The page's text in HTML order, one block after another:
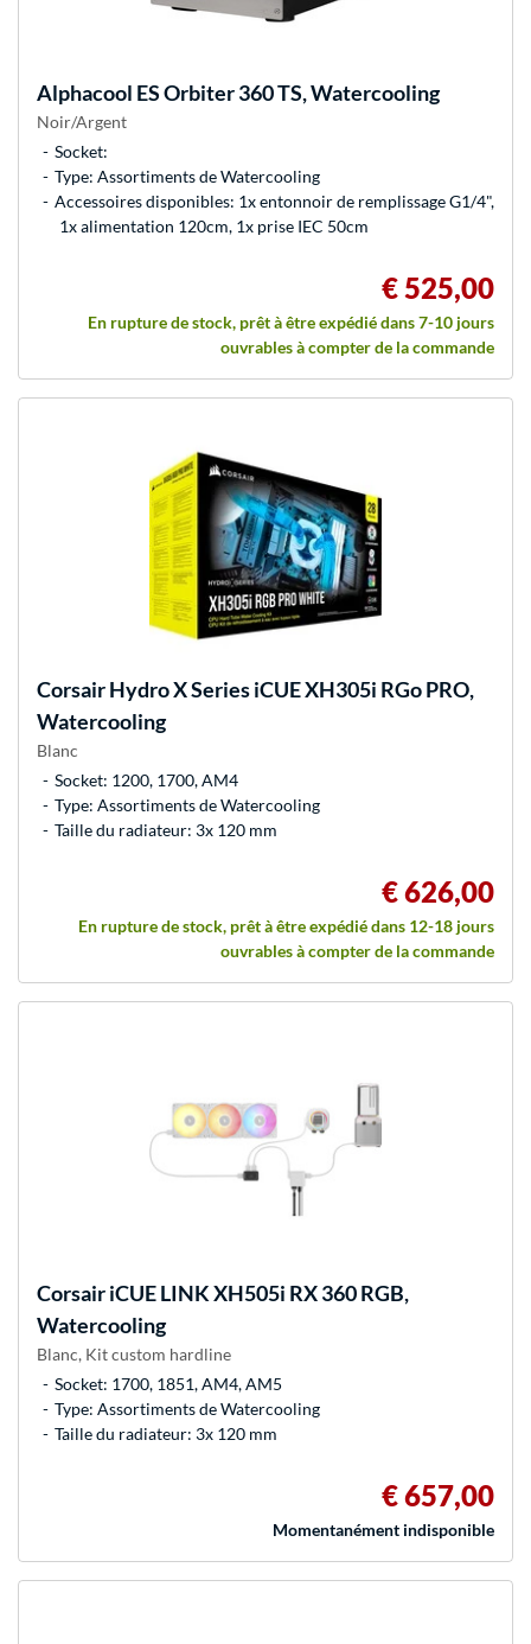
Alphacool ES Orbiter 360 TS, Watercooling
Noir/Argent
Socket:
Type: Assortiments de Watercooling
Accessoires disponibles: 1x entonnoir de remplissage G1/4",
1x alimentation 120cm, 1x prise IEC 50cm
€ 525,00
En rupture de stock, prêt à être expédié dans 7-10 jours
ouvrables à compter de la commande
CorsairHydro X Series iCUE XH305i RGo PRO,
Watercooling
Blanc
Socket: 1200, 1700, AM4
Type: Assortiments de Watercooling
Taille du radiateur: 3x 120 mm
€ 626,00
En rupture de stock, prêt à être expédié dans 12-18 jours
ouvrables à compter de la commande
CorsairiCUE LINK XH505i RX 360 RGB,
Watercooling
Blanc, Kit custom hardline
Socket: 1700, 1851, AM4, AM5
Type: Assortiments de Watercooling
Taille du radiateur: 3x 120 mm
€ 657,00
Momentanément indisponible